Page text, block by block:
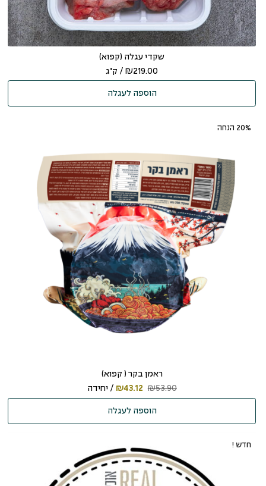
שקדי עגלה (קפוא)
₪219.00 / ק"ג
הוספה לעגלה
‫20% הנחה
ראמן בקר ( קפוא)
₪53.90
₪43.12 / יחידה
הוספה לעגלה
חדש !